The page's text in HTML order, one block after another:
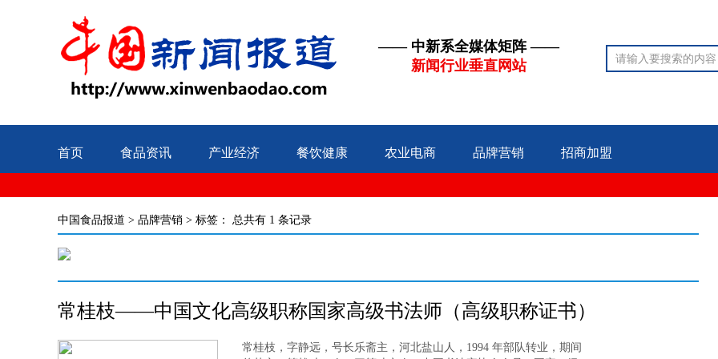
—— 中新系全媒体矩阵 ——
新闻行业垂直网站
首页 食品资讯 产业经济 餐饮健康 农业电商 品牌营销 招商加盟
中国食品报道 > 品牌营销 > 标签： 总共有 1 条记录
常桂枝——中国文化高级职称国家高级书法师（高级职称证书）
常桂枝，字静远，号长乐斋主，河北盐山人，1994 年部队转业，期间